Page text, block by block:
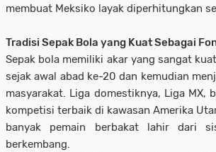
membuat Meksiko layak diperhitungkan
Tradisi Sepak Bola yang Kuat Sebagai
Sepak bola memiliki akar yang sangat
sejak awal abad ke-20 dan kemudian
masyarakat. Liga domestiknya, Liga MX,
kompetisi terbaik di kawasan Amerika
banyak pemain berbakat lahir dari
berkembang.